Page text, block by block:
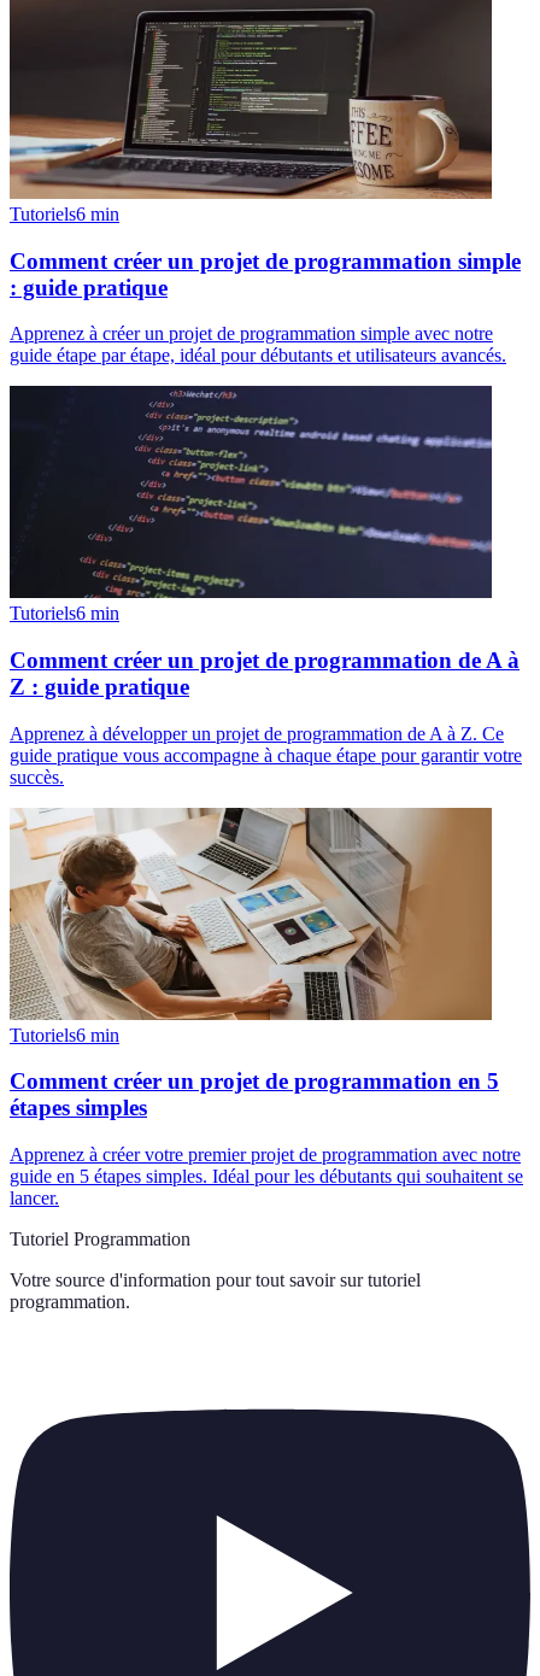
Tutoriels6 min
Comment créer un projet de programmation simple
: guide pratique
Apprenez à créer un projet de programmation simple avec notre
guide étape par étape, idéal pour débutants et utilisateurs avancés.
Tutoriels6 min
Comment créer un projet de programmation de A à
Z : guide pratique
Apprenez à développer un projet de programmation de A à Z. Ce
guide pratique vous accompagne à chaque étape pour garantir votre
succès.
Tutoriels6 min
Comment créer un projet de programmation en 5
étapes simples
Apprenez à créer votre premier projet de programmation avec notre
guide en 5 étapes simples. Idéal pour les débutants qui souhaitent se
lancer.
Tutoriel Programmation
Votre source d'information pour tout savoir sur tutoriel
programmation.